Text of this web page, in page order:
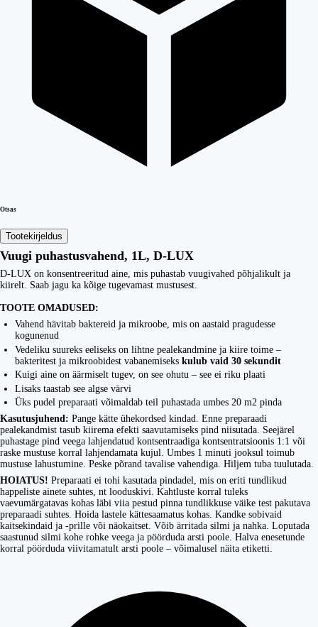
Otsas
Tootekirjeldus
Vuugi puhastusvahend, 1L, D-LUX
D-LUX on konsentreeritud aine, mis puhastab vuugivahed põhjalikult ja
kiirelt. Saab jagu ka kõige tugevamast mustusest.
TOOTE OMADUSED:
Vahend hävitab baktereid ja mikroobe, mis on aastaid pragudesse
kogunenud
Vedeliku suureks eeliseks on lihtne pealekandmine ja kiire toime –
bakteritest ja mikroobidest vabanemiseks kulub vaid 30 sekundit
Kuigi aine on äärmiselt tugev, on see ohutu – see ei riku plaati
Lisaks taastab see algse värvi
Üks pudel preparaati võimaldab teil puhastada umbes 20 m2 pinda
Kasutusjuhend: Pange kätte ühekordsed kindad. Enne preparaadi
pealekandmist tasub kiirema efekti saavutamiseks pind niisutada. Seejärel
puhastage pind veega lahjendatud kontsentraadiga kontsentratsioonis 1:1 või
raske mustuse korral lahjendamata kujul. Umbes 1 minuti jooksul toimub
mustuse lahustumine. Peske põrand tavalise vahendiga. Hiljem tuba tuulutada.
HOIATUS! Preparaati ei tohi kasutada pindadel, mis on eriti tundlikud
happeliste ainete suhtes, nt looduskivi. Kahtluste korral tuleks
vaevumärgatavas kohas läbi viia pestud pinna tundlikkuse väike test pakutava
preparaadi suhtes. Hoida lastele kättesaamatus kohas. Kandke sobivaid
kaitsekindaid ja -prille või näokaitset. Võib ärritada silmi ja nahka. Loputada
saastunud silmi kohe rohke veega ja pöörduda arsti poole. Halva enesetunde
korral pöörduda viivitamatult arsti poole – võimalusel näita etiketti.